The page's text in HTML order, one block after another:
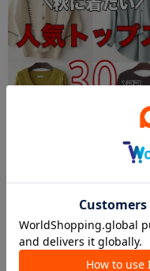
秋の人気トップス30選‼️
あいり 着痩せコーデ
Remind me and forever